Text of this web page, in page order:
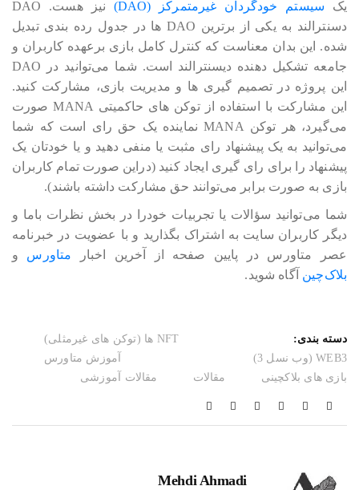
یک سیستم خودگردان غیرمتمرکز (DAO)
نیز هست. DAO
دسنترالند به یکی از برترین DAO ها در جدول رده بندی تبدیل
شده. این بدان معناست که کنترل کامل بازی برعهده کاربران و
جامعه تشکیل دهنده دیسنترالند است. شما می‎‎‎‎‎‎توانید در DAO
این پروژه در تصمیم گیری ها و مدیریت بازی، مشارکت کنید.
این مشارکت با استفاده از توکن های حاکمیتی MANA صورت
می‎‎‎‎‎‎گیرد، هر توکن MANA نماینده یک حق رای است که شما
می‎‎‎‎‎‎توانید به یک پیشنهاد رای مثبت یا منفی دهید و یا خودتان یک
پیشنهاد را برای رای گیری ایجاد کنید (دراین صورت تمام کاربران
بازی به صورت برابر می‎‎‎‎‎‎توانند حق مشارکت داشته باشند).
شما می‎‎‎‎‎‎توانید سؤالات یا تجربیات خودرا در بخش نظرات باما و
دیگر کاربران سایت به اشتراک بگذارید و با عضویت در خبرنامه
عصر متاورس در پایین صفحه از آخرین اخبار متاورس و
بلاک‎‎‎‎‎‎‎چین
آگاه شوید.
دسته بندی:
NFT ها (توکن های غیرمثلی)
WEB3 (وب نسل 3)
آموزش متاورس
بازی های بلاکچینی
مقالات مقالات آموزشی
Mehdi Ahmadi